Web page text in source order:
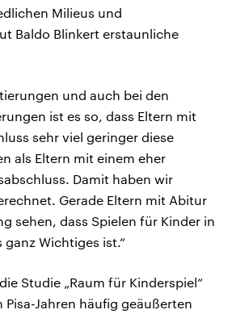
Milieus und
Baldo Blinkert erstaunliche
und auch bei den
ist es so, dass Eltern mit
sehr viel geringer diese
als Eltern mit einem eher
Damit haben wir
Gerade Eltern mit Abitur
sehen, dass Spielen für Kinder in
Wichtiges ist.“
Studie „Raum für Kinderspiel“
Pisa-Jahren häufig geäußerten